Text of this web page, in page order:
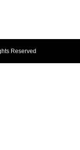
Reserved